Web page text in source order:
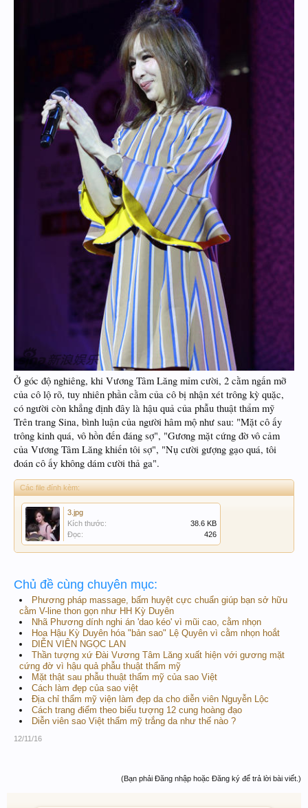
Ở góc độ nghiêng, khi Vương Tâm Lăng mỉm cười, 2 cằm ngấn mỡ
của cô lộ rõ, tuy nhiên phần cằm của cô bị nhận xét trông kỳ quặc,
có người còn khẳng định đây là hậu quả của phẫu thuật thẩm mỹ
Trên trang Sina, bình luận của người hâm mộ như sau: "Mặt cô ấy
trông kinh quá, vô hồn đến đáng sợ", "Gương mặt cứng đờ vô cảm
của Vương Tâm Lăng khiến tôi sợ", "Nụ cười gượng gạo quá, tôi
đoán cô ấy không dám cười thả ga".
Các file đính kèm:
3.jpg
Kích thước:
38.6 KB
Đọc:
426
Chủ đề cùng chuyên mục:
Phương pháp massage, bấm huyệt cực chuẩn giúp bạn sở hữu
cằm V-line thon gọn như HH Kỳ Duyên
Nhã Phương dính nghi án 'dao kéo' vì mũi cao, cằm nhọn
Hoa Hậu Kỳ Duyên hóa "bản sao" Lệ Quyên vì cằm nhọn hoắt
DIỄN VIÊN NGỌC LAN
Thần tượng xứ Đài Vương Tâm Lăng xuất hiện với gương mặt
cứng đờ vì hậu quả phẫu thuật thẩm mỹ
Mặt thật sau phẫu thuật thẩm mỹ của sao Việt
Cách làm đẹp của sao việt
Địa chỉ thẩm mỹ viện làm đẹp da cho diễn viên Nguyễn Lộc
Cách trang điểm theo biểu tượng 12 cung hoàng đạo
Diễn viên sao Việt thẩm mỹ trắng da như thế nào ?
12/11/16
(Bạn phải Đăng nhập hoặc Đăng ký để trả lời bài viết.)